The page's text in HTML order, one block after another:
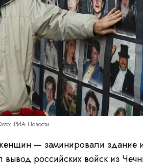
РИА Новости
— заминировали здание
российских войск из